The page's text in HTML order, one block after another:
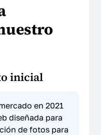
inicial
en 2021
diseñada para
de fotos para